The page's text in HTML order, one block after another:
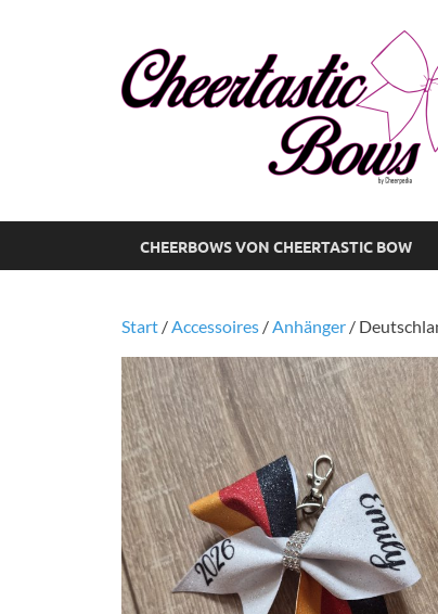
CHEERBOWS VON CHEERTASTIC BOW
Start /Accessoires /Anhänger /